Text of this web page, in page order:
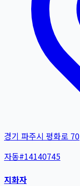
경기 파주시 평화로 70
자동#14140745
지화자